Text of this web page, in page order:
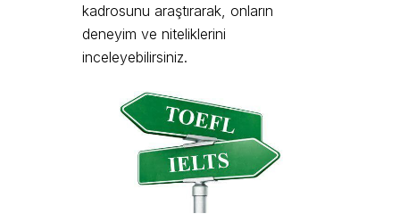
kadrosunu araştırarak, onların
deneyim ve niteliklerini
inceleyebilirsiniz.